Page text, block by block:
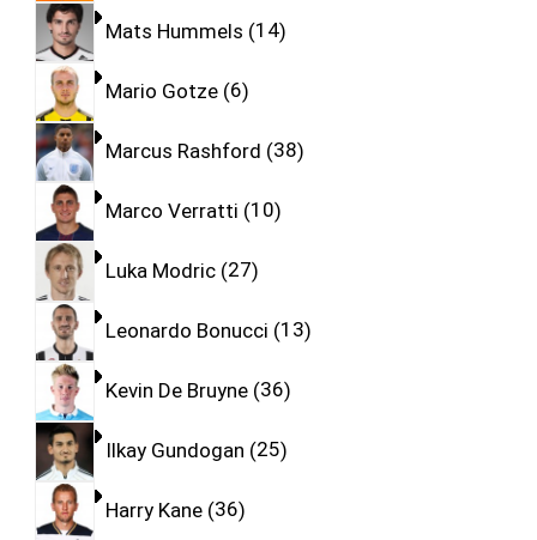
Mats Hummels 14
Mario Gotze 6
Marcus Rashford 38
Marco Verratti 10
Luka Modric 27
Leonardo Bonucci 13
Kevin De Bruyne 36
Ilkay Gundogan 25
Harry Kane 36